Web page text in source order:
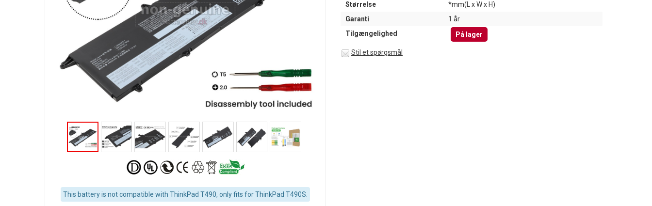
This battery is not compatible with ThinkPad T490, only fits for ThinkPad T490S.
Størrelse
*mm(L x W x H)
Garanti
1 år
Tilgængelighed
På lager
Stil et spørgsmål